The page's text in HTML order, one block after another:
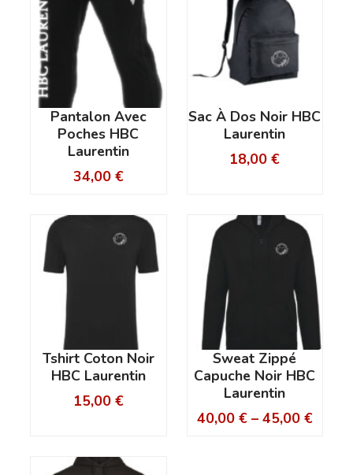
Pantalon Avec
Poches HBC
Laurentin
34,00 €
Sac À Dos Noir HBC
Laurentin
18,00€
Tshirt Coton Noir
HBC Laurentin
15,00 €
Sweat Zippé
Capuche Noir HBC
Laurentin
40,00 €– 45,00 €